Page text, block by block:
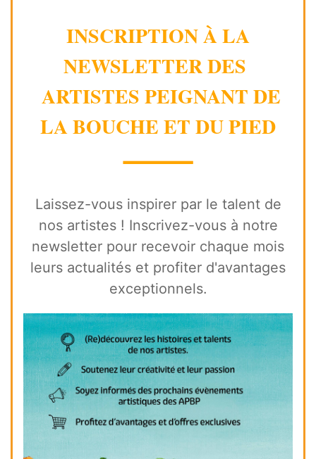
INSCRIPTION À LA
NEWSLETTER DES
ARTISTES PEIGNANT DE
LA BOUCHE ET DU PIED
⸻
Laissez-vous inspirer par le talent de
nos artistes ! Inscrivez-vous à notre
newsletter pour recevoir chaque mois
leurs actualités et profiter d'avantages
exceptionnels.